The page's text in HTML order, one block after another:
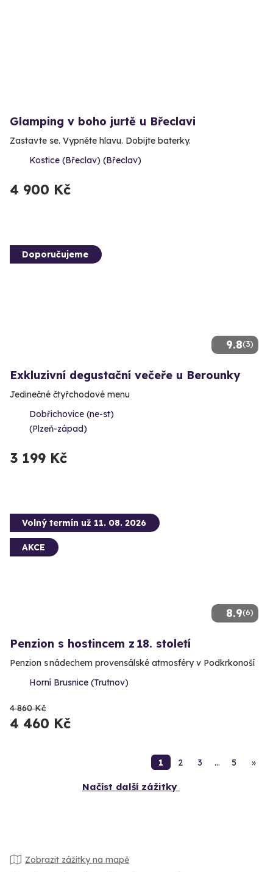
Glamping v boho jurtě u Břeclavi
Zastavte se. Vypněte hlavu. Dobijte baterky.
Kostice (Břeclav) (Břeclav)
4 900 Kč
9.8(3)
Doporučujeme
Exkluzivní degustační večeře u Berounky
Jedinečné čtyřchodové menu
Dobřichovice (ne-st)
(Plzeň-západ)
3 199 Kč
8.9(6)
Volný termín už 11. 08. 2026
AKCE
Penzion s hostincem z 18. století
Penzion s nádechem provensálské atmosféry v Podkrkonoší
Horní Brusnice (Trutnov)
4 860 Kč
4 460 Kč
1 2 3 … 5 »
Načíst další zážitky
Zobrazit zážitky na mapě